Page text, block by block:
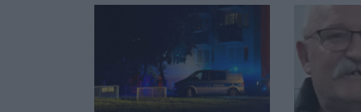
wystawić i jak rozliczyć